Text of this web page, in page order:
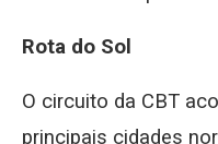
Rota do Sol
O circuito da CBT
principais cidades